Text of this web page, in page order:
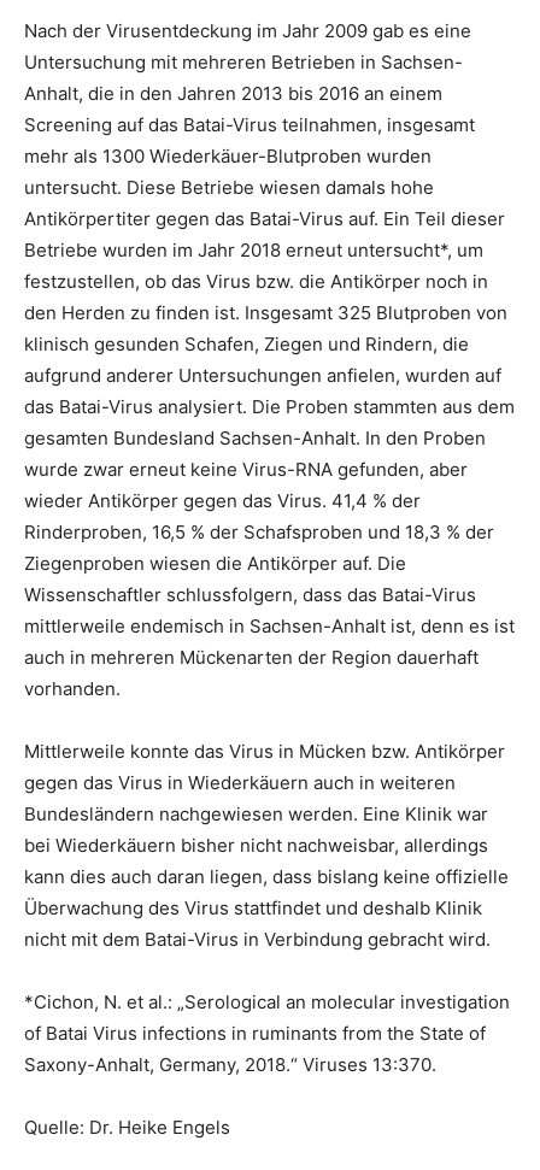
Nach der Virusentdeckung im Jahr 2009 gab es eine
Untersuchung mit mehreren Betrieben in Sachsen-
Anhalt, die in den Jahren 2013 bis 2016 an einem
Screening auf das Batai-Virus teilnahmen, insgesamt
mehr als 1300 Wiederkäuer-Blutproben wurden
untersucht. Diese Betriebe wiesen damals hohe
Antikörpertiter gegen das Batai-Virus auf. Ein Teil dieser
Betriebe wurden im Jahr 2018 erneut untersucht*, um
festzustellen, ob das Virus bzw. die Antikörper noch in
den Herden zu finden ist. Insgesamt 325 Blutproben von
klinisch gesunden Schafen, Ziegen und Rindern, die
aufgrund anderer Untersuchungen anfielen, wurden auf
das Batai-Virus analysiert. Die Proben stammten aus dem
gesamten Bundesland Sachsen-Anhalt. In den Proben
wurde zwar erneut keine Virus-RNA gefunden, aber
wieder Antikörper gegen das Virus. 41,4 % der
Rinderproben, 16,5 % der Schafsproben und 18,3 % der
Ziegenproben wiesen die Antikörper auf. Die
Wissenschaftler schlussfolgern, dass das Batai-Virus
mittlerweile endemisch in Sachsen-Anhalt ist, denn es ist
auch in mehreren Mückenarten der Region dauerhaft
vorhanden.
Mittlerweile konnte das Virus in Mücken bzw. Antikörper
gegen das Virus in Wiederkäuern auch in weiteren
Bundesländern nachgewiesen werden. Eine Klinik war
bei Wiederkäuern bisher nicht nachweisbar, allerdings
kann dies auch daran liegen, dass bislang keine offizielle
Überwachung des Virus stattfindet und deshalb Klinik
nicht mit dem Batai-Virus in Verbindung gebracht wird.
*Cichon, N. et al.: „Serological an molecular investigation
of Batai Virus infections in ruminants from the State of
Saxony-Anhalt, Germany, 2018.“ Viruses 13:370.
Quelle: Dr. Heike Engels